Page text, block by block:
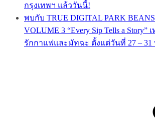
กรุงเทพฯ แล้ววันนี้!
พบกับ TRUE DIGITAL PARK
VOLUME 3 “Every Sip Tells a
รักกาแฟและมัทฉะ ตั้งแต่วันที่ 27 – 31